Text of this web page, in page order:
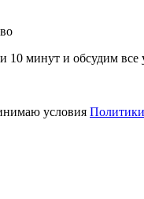
минут и обсудим все
условия